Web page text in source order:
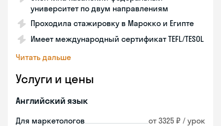
университет по двум направлениям
Проходила стажировку в Марокко и Египте
Имеет международный сертификат TEFL/TESOL
Читать дальше
Услуги и цены
Английский язык
Для маркетологов от 3325 ₽ / урок